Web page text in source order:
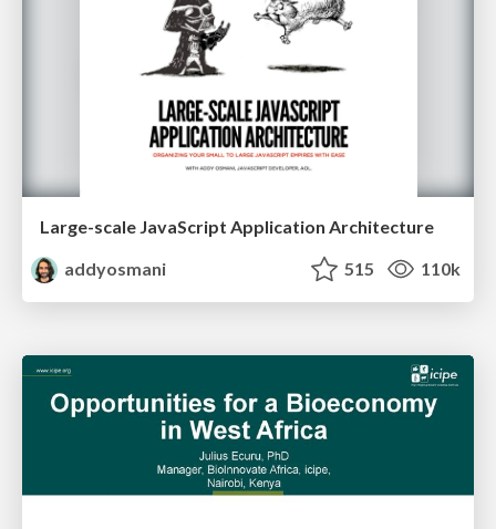
Large-scale JavaScript Application Architecture
addyosmani
515 110k